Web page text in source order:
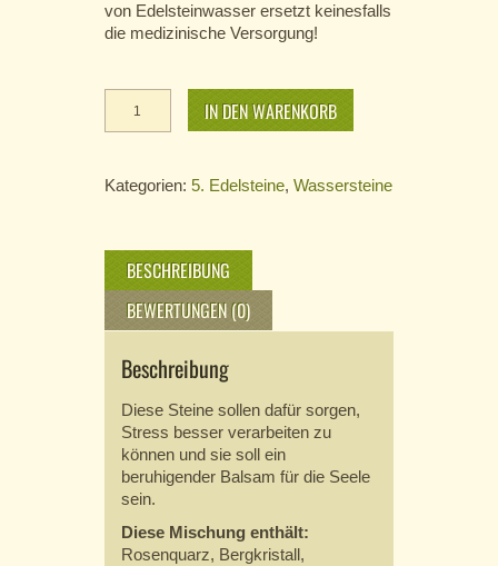
von Edelsteinwasser ersetzt keinesfalls
die medizinische Versorgung!
Wassersteintipp
IN DEN WARENKORB
Kategorien: 5. Edelsteine, Wassersteine
BESCHREIBUNG
BEWERTUNGEN (0)
Beschreibung
Diese Steine sollen dafür sorgen,
Stress besser verarbeiten zu
können und sie soll ein
beruhigender Balsam für die Seele
sein.
Diese Mischung enthält:
Rosenquarz, Bergkristall,